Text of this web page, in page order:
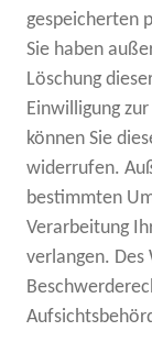
gespeicherten
Sie haben
Löschung
Einwilligung
können Sie
widerrufen.
bestimmten
Verarbeitung
verlangen.